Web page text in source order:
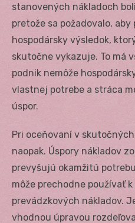
stanovených nákladoch
pretože sa požadovalo,
hospodársky výsledok,
skutočne vykazuje. To má
podnik nemôže
vlastnej potrebe a stráca
úspor.
Pri oceňovaní v
naopak. Úspory nákladov
prevyšujú okamžitú
môže prechodne používať
prevádzkových nákladov.
vhodnou úpravou